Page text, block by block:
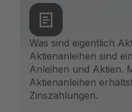
Was sind eigentlich
Aktienanleihen sind
Anleihen und Aktien.
Aktienanleihen
Zinszahlungen.